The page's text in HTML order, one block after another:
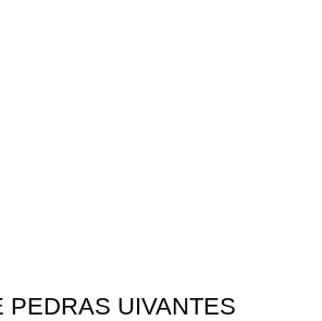
PEDRAS UIVANTES